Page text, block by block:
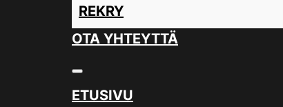
REKRY
OTA YHTEYTTÄ
ETUSIVU